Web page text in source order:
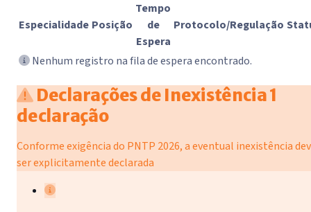
Especialidade Posição
Tempo
de
Espera
Protocolo/Regulação
Nenhum registro na fila de espera encontrado.
Declarações de Inexistência1
declaração
Conforme exigência do PNTP 2026, a eventual inexistência
ser explicitamente declarada